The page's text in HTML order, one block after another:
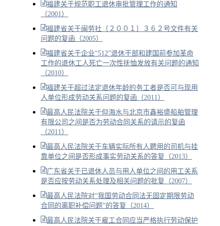
福建关于规范职工退休审批管理工作的通知
（2001）
福建省关于闽劳社〔２００１〕３６２号文件有关
问题的复函（2005）
福建省关于企业“512”退休干部和建国前参加革命
工作的退休工人死亡一次性抚恤发放有关问题的通知
（2010）
福建关于超过法定退休年龄的务工者是否可与现用
人单位形成劳动关系问题的复函（2011）
最高人民法院关于仰海水与北京市鑫裕盛船舶管理
有限公司之间是否为劳动合同关系的请示的复函
（2011）
最高人民法院关于车辆实际所有人聘用的司机与挂
靠单位之间是否形成事实劳动关系的答复（2013）
广东省关于已退休人员与用人单位之间的用工关系
是否应按劳动关系处理及相关问题的批复（2007）
最高人民法院对“我国劳动合同法无固定期限劳动
合同的离职补偿问题”的答复（2014）
最高人民法院关于雇工合同应当严格执行劳动保护